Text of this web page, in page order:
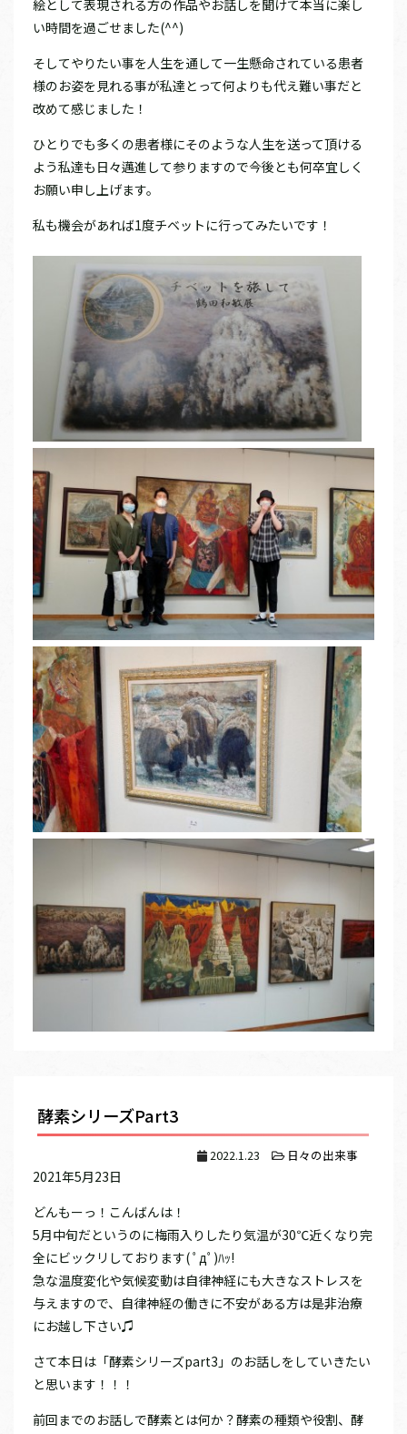
絵として表現される方の作品やお話しを聞けて本当に楽し
い時間を過ごせました(^^)
そしてやりたい事を人生を通して一生懸命されている患者
様のお姿を見れる事が私達とって何よりも代え難い事だと
改めて感じました！
ひとりでも多くの患者様にそのような人生を送って頂ける
よう私達も日々邁進して参りますので今後とも何卒宜しく
お願い申し上げます。
私も機会があれば1度チベットに行ってみたいです！
酵素シリーズPart3
2022.1.23 日々の出来事
2021年5月23日
どんもーっ！こんばんは！
5月中旬だというのに梅雨入りしたり気温が30℃近くなり完
全にビックリしております( ﾟдﾟ)ﾊｯ!
急な温度変化や気候変動は自律神経にも大きなストレスを
与えますので、自律神経の働きに不安がある方は是非治療
にお越し下さい♫
さて本日は「酵素シリーズpart3」のお話しをしていきたい
と思います！！！
前回までのお話しで酵素とは何か？酵素の種類や役割、酵